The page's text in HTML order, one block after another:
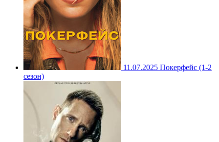
11.07.2025 Покерфейс (1-2
сезон)